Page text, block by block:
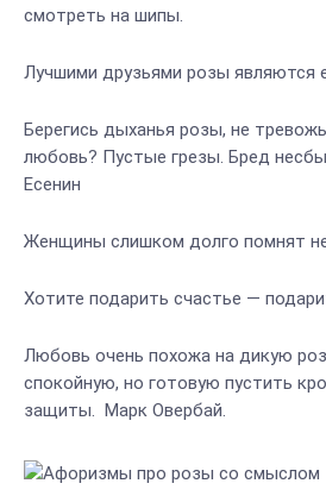
смотреть на шипы.
Лучшими друзьями розы являются
Берегись дыханья розы, не
любовь? Пустые грeзы. Бред
Есенин
Женщины слишком долго помнят
Хотите подарить счастье —
Любовь очень похожа на дикую
спокойную, но готовую пустить
защиты. Марк Овербай.